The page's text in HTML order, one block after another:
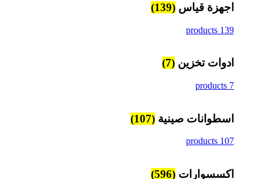
اجهزة قياس (139)
139 products
ادوات تخزين (7)
7 products
اسطوانات صينية (107)
107 products
اكسسوارات (596)